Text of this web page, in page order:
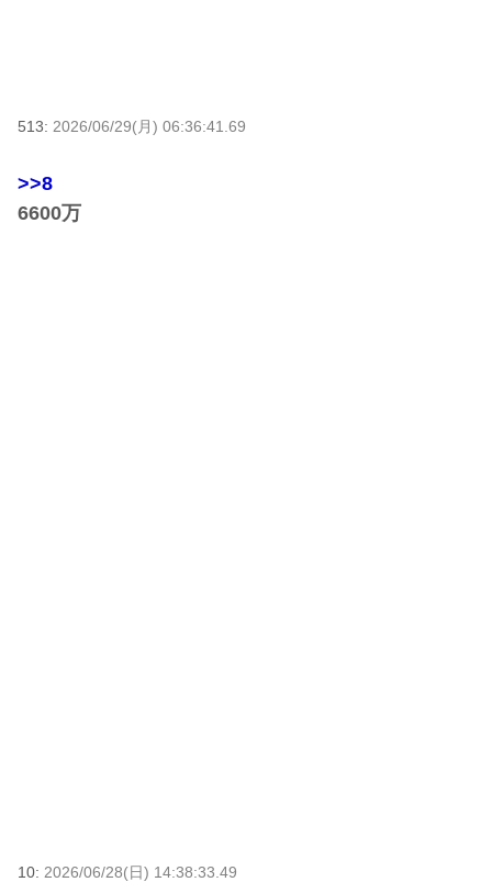
513: 2026/06/29(月) 06:36:41.69
>>8
6600万
10: 2026/06/28(日) 14:38:33.49